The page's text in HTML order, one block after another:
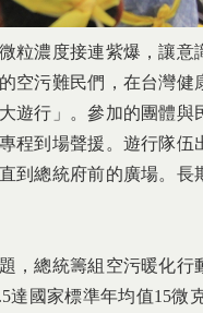
粒濃度接連紫爆，讓意
空污難民們，在台灣健
遊行」。參加的團體與
程到場聲援。遊行隊伍
到總統府前的廣場。長
，總統籌組空污暖化行
達國家標準年均值15微